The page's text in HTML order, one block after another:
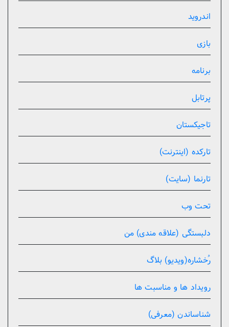
اندروید
بازی
برنامه
پرتابل
تاجیکستان
تارکده (اینترنت)
تارنما (سایت)
تحت وب
دلبستگی (علاقه مندی) من
رُخشاره(ویدیو) بلاگ
رویداد ها و مناسبت ها
شناساندن (معرفی)